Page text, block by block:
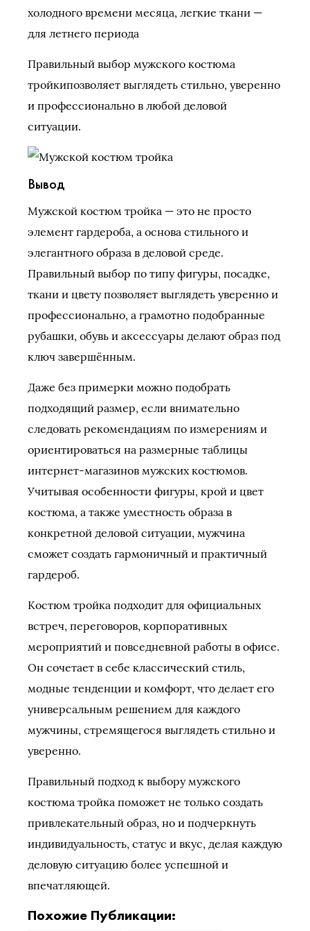
холодного времени месяца, легкие ткани —
для летнего периода
Правильный выбор мужского костюма
тройкипозволяет выглядеть стильно, уверенно
и профессионально в любой деловой
ситуации.
Вывод
Мужской костюм тройка — это не просто
элемент гардероба, а основа стильного и
элегантного образа в деловой среде.
Правильный выбор по типу фигуры, посадке,
ткани и цвету позволяет выглядеть уверенно и
профессионально, а грамотно подобранные
рубашки, обувь и аксессуары делают образ под
ключ завершённым.
Даже без примерки можно подобрать
подходящий размер, если внимательно
следовать рекомендациям по измерениям и
ориентироваться на размерные таблицы
интернет-магазинов мужских костюмов.
Учитывая особенности фигуры, крой и цвет
костюма, а также уместность образа в
конкретной деловой ситуации, мужчина
сможет создать гармоничный и практичный
гардероб.
Костюм тройка подходит для официальных
встреч, переговоров, корпоративных
мероприятий и повседневной работы в офисе.
Он сочетает в себе классический стиль,
модные тенденции и комфорт, что делает его
универсальным решением для каждого
мужчины, стремящегося выглядеть стильно и
уверенно.
Правильный подход к выбору мужского
костюма тройка поможет не только создать
привлекательный образ, но и подчеркнуть
индивидуальность, статус и вкус, делая каждую
деловую ситуацию более успешной и
впечатляющей.
Похожие Публикации: